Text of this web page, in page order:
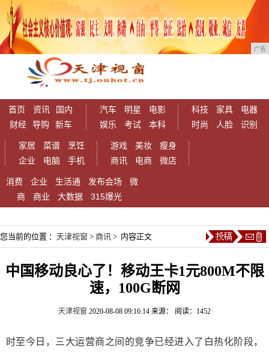
广告
首页 资讯
国内
财经
导购 新车
汽车 明星
电影
娱乐
考试 本科
科技 家具
电器
时尚
人脸 识别
家居 菜谱
烹饪
企业
电脑 手机
游戏 美妆
瘦身
商讯
电商 微店
消费 企业 生活通 发布会场
微
商
商业 大数据 315爆光
您当前的位置 ： 天津视窗 > 商讯 > 内容正文
中国移动良心了！移动王卡1元800M不限
速，100G断网
天津视窗 2020-08-08 09:16:14 来源： 阅读：1452
时至今日，三大运营商之间的竞争已经进入了白热化阶段，